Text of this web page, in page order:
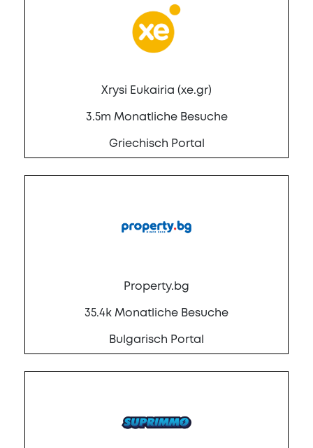
Xrysi Eukairia (xe.gr)
3.5m Monatliche Besuche
Griechisch Portal
Property.bg
35.4k Monatliche Besuche
Bulgarisch Portal